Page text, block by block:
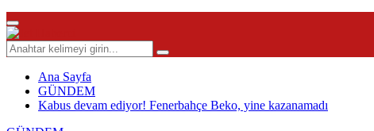
Primary
Menu
Search
for:
Search
Ana Sayfa
GÜNDEM
Kabus devam ediyor! Fenerbahçe Beko, yine kazanamadı